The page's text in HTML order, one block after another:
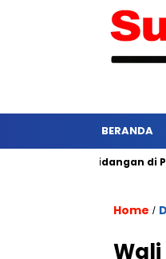
BERANDA
Persidangan di PN
Home /